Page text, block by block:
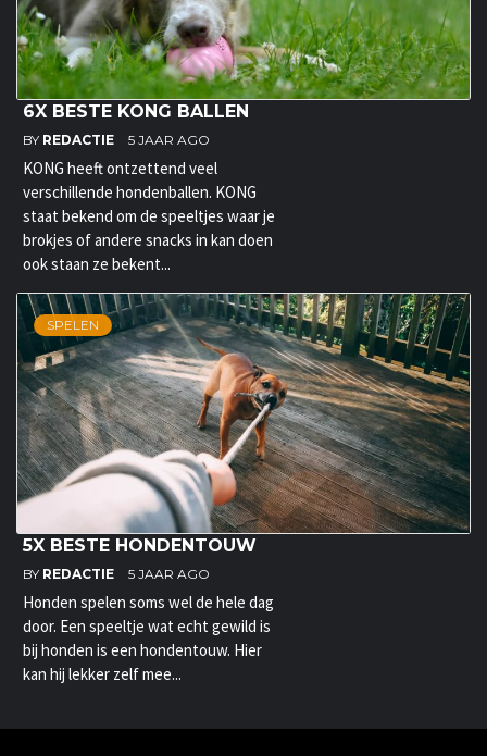
6X BESTE KONG BALLEN
BY REDACTIE 5 JAAR AGO
KONG heeft ontzettend veel
verschillende hondenballen. KONG
staat bekend om de speeltjes waar je
brokjes of andere snacks in kan doen
ook staan ze bekent...
SPELEN
5X BESTE HONDENTOUW
BY REDACTIE 5 JAAR AGO
Honden spelen soms wel de hele dag
door. Een speeltje wat echt gewild is
bij honden is een hondentouw. Hier
kan hij lekker zelf mee...